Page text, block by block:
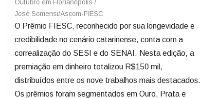
Outubro em Florianópolis /
José Somensi/Ascom-FIESC
O Prêmio FIESC, reconhecido por sua longevidade e
credibilidade no cenário catarinense, conta com a
correalização do SESI e do SENAI. Nesta edição, a
premiação em dinheiro totalizou R$150 mil,
distribuídos entre os nove trabalhos mais destacados.
Os prêmios foram segmentados em Ouro, Prata e